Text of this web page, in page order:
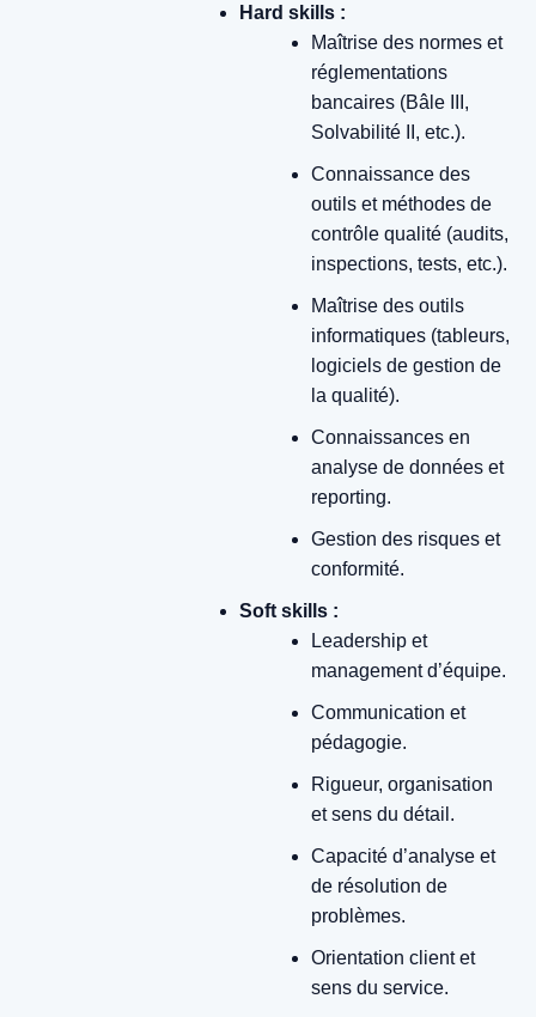
Hard skills :
Maîtrise des normes et
réglementations
bancaires (Bâle III,
Solvabilité II, etc.).
Connaissance des
outils et méthodes de
contrôle qualité (audits,
inspections, tests, etc.).
Maîtrise des outils
informatiques (tableurs,
logiciels de gestion de
la qualité).
Connaissances en
analyse de données et
reporting.
Gestion des risques et
conformité.
Soft skills :
Leadership et
management d’équipe.
Communication et
pédagogie.
Rigueur, organisation
et sens du détail.
Capacité d’analyse et
de résolution de
problèmes.
Orientation client et
sens du service.